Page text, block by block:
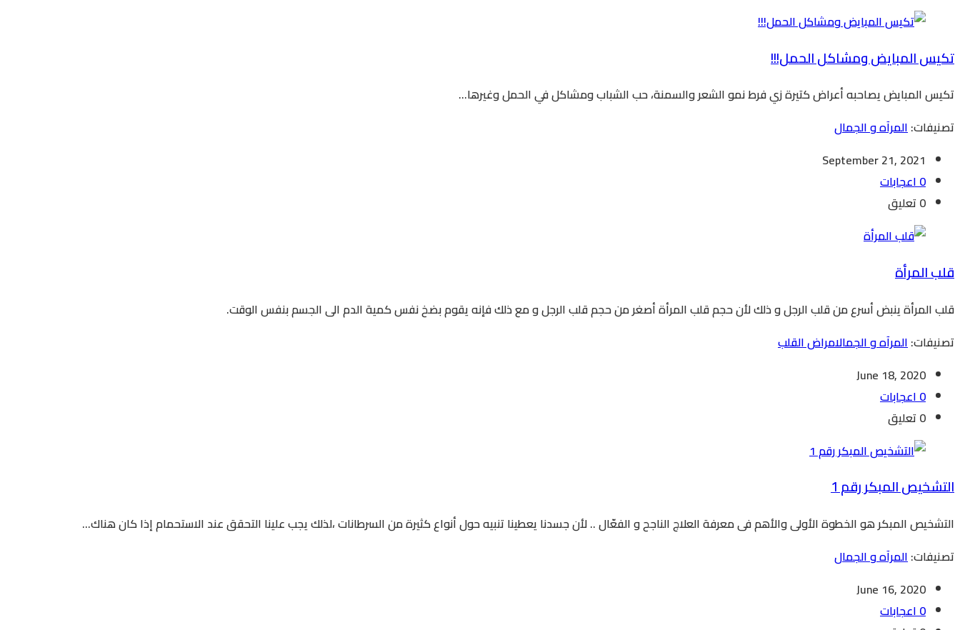
تكيس المبايض ومشاكل الحمل!!!
تكيس المبايض يصاحبه أعراض كتيرة زي فرط نمو الشعر والسمنة، حب الشباب ومشاكل في الحمل وغيرها...
تصنيفات:المرآه و الجمال
September 21, 2021
0 اعجابات
0 تعليق
قلب المرأة
قلب المرأة ينبض أسرع من قلب الرجل و ذلك لأن حجم قلب المرأة أصغر من حجم قلب الرجل و مع ذلك فإنه يقوم بضخ نفس كمية الدم الى الجسم بنفس الوقت.
تصنيفات:المرآه و الجمالامراض القلب
June 18, 2020
0 اعجابات
0 تعليق
التشخيص المبكر رقم 1
التشخيص المبكر هو الخطوة الأولى والأهم فى معرفة العلاج الناجح و الفعّال .. لأن جسدنا يعطينا تنبيه حول أنواع كثيرة من السرطانات ،لذلك يجب علينا التحقق عند الاستحمام إذا كان هناك...
تصنيفات:المرآه و الجمال
June 16, 2020
0 اعجابات